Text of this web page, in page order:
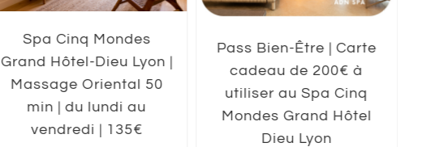
Spa Cinq Mondes
Grand Hôtel-Dieu Lyon |
Massage Oriental 50
min | du lundi au
vendredi | 135€
Pass Bien-Être | Carte
cadeau de 200€ à
utiliser au Spa Cinq
Mondes Grand Hôtel
Dieu Lyon